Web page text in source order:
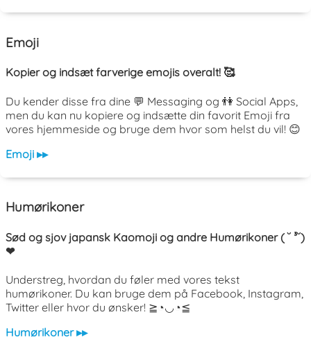
Emoji
Kopier og indsæt farverige emojis overalt! 🥰
Du kender disse fra dine 💬 Messaging og 👫 Social Apps,
men du kan nu kopiere og indsætte din favorit Emoji fra
vores hjemmeside og bruge dem hvor som helst du vil! 😊
Emoji ▸▸
Humørikoner
Sød og sjov japansk Kaomoji og andre Humørikoner ( ˘ ³˘)
❤
Understreg, hvordan du føler med vores tekst
humørikoner. Du kan bruge dem på Facebook, Instagram,
Twitter eller hvor du ønsker! ≧◔◡◔≦
Humørikoner ▸▸